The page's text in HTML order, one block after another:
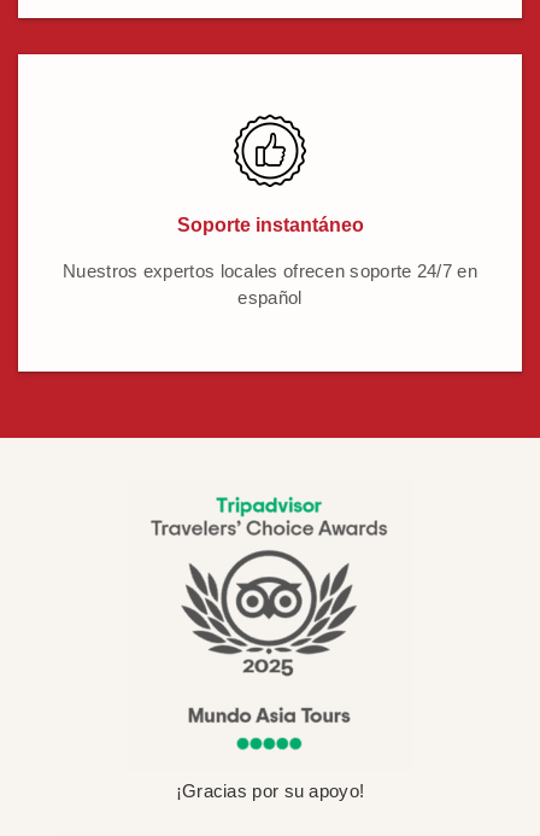
Soporte instantáneo
Nuestros expertos locales ofrecen soporte 24/7 en
español
¡Gracias por su apoyo!